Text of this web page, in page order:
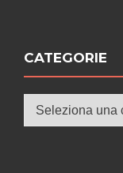
CATEGORIE